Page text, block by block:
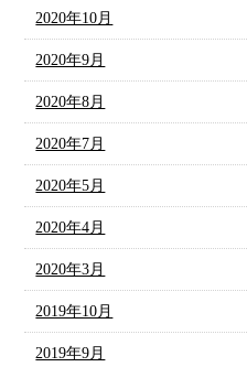
2020年10月
2020年9月
2020年8月
2020年7月
2020年5月
2020年4月
2020年3月
2019年10月
2019年9月